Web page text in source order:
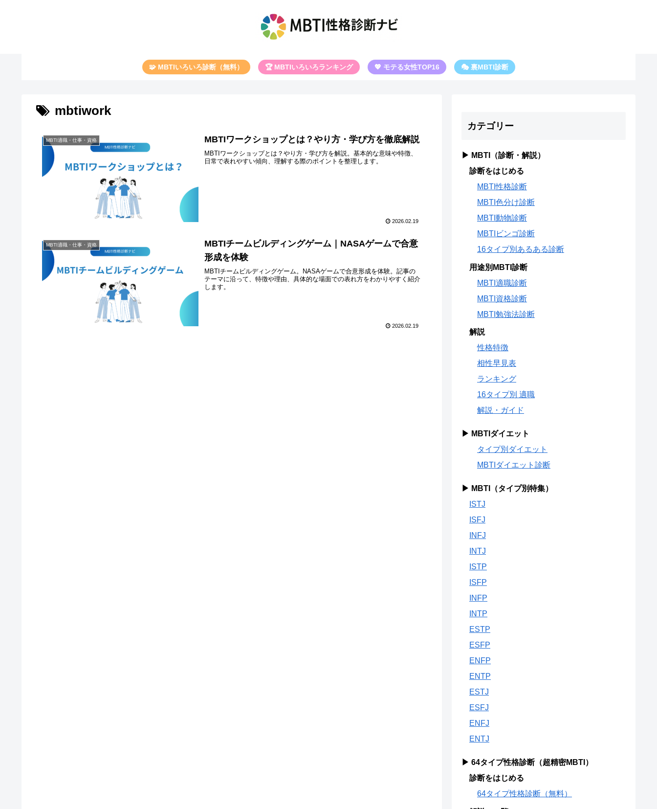
🧩 MBTIいろいろ診断（無料） 🏆 MBTIいろいろランキング 💖 モテる女性TOP16 🎭 裏MBTI診断
mbtiwork
MBTI適職・仕事・資格 MBTIワークショップとは？やり方・学び方を徹底解説
MBTIワークショップとは？やり方・学び方を解説。基本的な意味や特徴、
日常で表れやすい傾向、理解する際のポイントを整理します。
2026.02.19
MBTI適職・仕事・資格
MBTIチームビルディングゲーム｜NASAゲームで合意
形成を体験
MBTIチームビルディングゲーム。NASAゲームで合意形成を体験。記事の
テーマに沿って、特徴や理由、具体的な場面での表れ方をわかりやすく紹介
します。
2026.02.19
カテゴリー
▶ MBTI（診断・解説）
診断をはじめる
MBTI性格診断
MBTI色分け診断
MBTI動物診断
MBTIビンゴ診断
16タイプ別あるある診断
用途別MBTI診断
MBTI適職診断
MBTI資格診断
MBTI勉強法診断
解説
性格特徴
相性早見表
ランキング
16タイプ別 適職
解説・ガイド
▶ MBTIダイエット
タイプ別ダイエット
MBTIダイエット診断
▶ MBTI（タイプ別特集）
ISTJ
ISFJ
INFJ
INTJ
ISTP
ISFP
INFP
INTP
ESTP
ESFP
ENFP
ENTP
ESTJ
ESFJ
ENFJ
ENTJ
▶ 64タイプ性格診断（超精密MBTI）
診断をはじめる
64タイプ性格診断（無料）